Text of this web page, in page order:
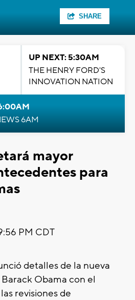
SHARE
UP NEXT: 5:30AM
THE HENRY FORD'S
INNOVATION NATION
6AM
mayor
para
PM CDT
detalles de la nueva
Obama con el
revisiones de